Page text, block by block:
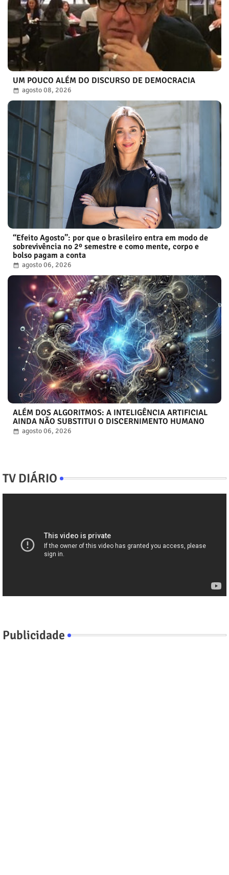
UM POUCO ALÉM DO DISCURSO DE DEMOCRACIA
agosto 08, 2026
“Efeito Agosto”: por que o brasileiro entra em modo de
sobrevivência no 2º semestre e como mente, corpo e
bolso pagam a conta
agosto 06, 2026
ALÉM DOS ALGORITMOS: A INTELIGÊNCIA ARTIFICIAL
AINDA NÃO SUBSTITUI O DISCERNIMENTO HUMANO
agosto 06, 2026
TV DIÁRIO
Publicidade